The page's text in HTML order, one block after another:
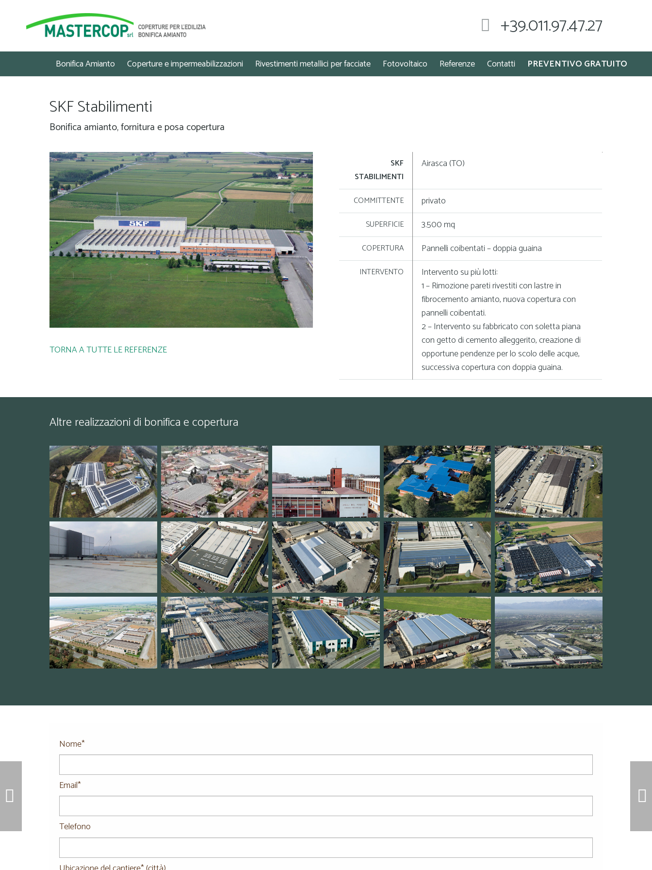
+39.011.97.47.27
Bonifica Amianto Coperture e impermeabilizzazioni Rivestimenti metallici per facciate Fotovoltaico Referenze Contatti PREVENTIVO GRATUITO
SKF Stabilimenti
Bonifica amianto, fornitura e posa copertura
TORNA A TUTTE LE REFERENZE
SKF
STABILIMENTI
Airasca (TO)
COMMITTENTE privato
SUPERFICIE 3.500 mq
COPERTURA Pannelli coibentati – doppia guaina
INTERVENTO
Intervento su più lotti:
1 – Rimozione pareti rivestiti con lastre in
fibrocemento amianto, nuova copertura con
pannelli coibentati.
2 – Intervento su fabbricato con soletta piana
con getto di cemento alleggerito, creazione di
opportune pendenze per lo scolo delle acque,
successiva copertura con doppia guaina.
Altre realizzazioni di bonifica e copertura
Nome*
Email*
Telefono